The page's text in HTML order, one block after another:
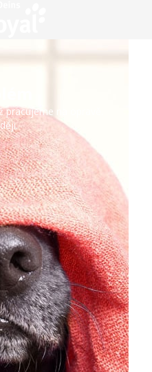
pracujeme na opravě.